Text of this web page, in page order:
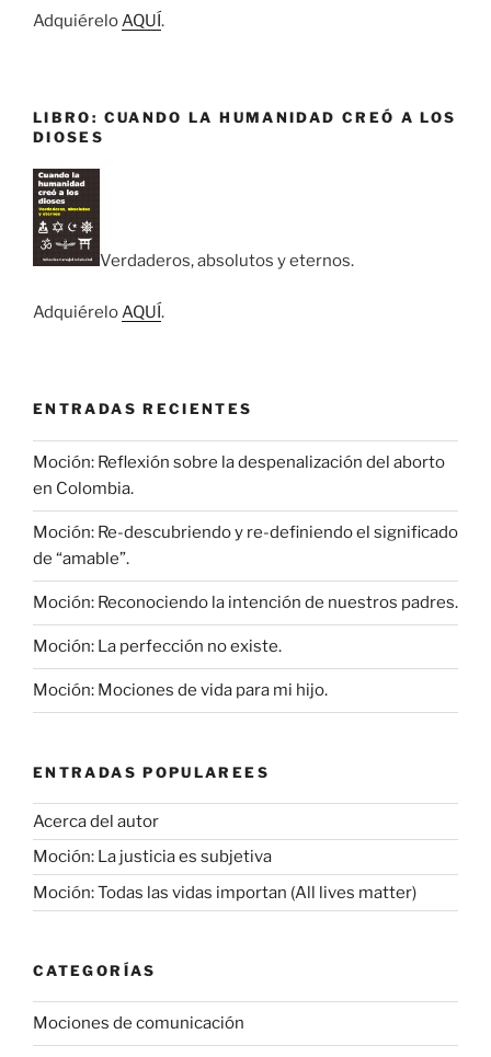
AdquiéreloAQUÍ.
LIBRO: CUANDO LA HUMANIDAD CREÓ A LOS
DIOSES
Verdaderos, absolutos y eternos.
Adquiérelo AQUÍ.
ENTRADAS RECIENTES
Moción: Reflexión sobre la despenalización del aborto
en Colombia.
Moción: Re-descubriendo y re-definiendo el significado
de “amable”.
Moción: Reconociendo la intención de nuestros padres.
Moción: La perfección no existe.
Moción: Mociones de vida para mi hijo.
ENTRADAS POPULAREES
Acerca del autor
Moción: La justicia es subjetiva
Moción: Todas las vidas importan (All lives matter)
CATEGORÍAS
Mociones de comunicación